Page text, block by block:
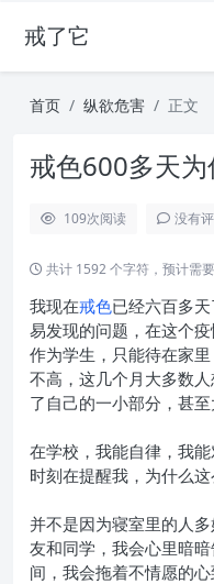
戒了它
首页 纵欲危害 正文
戒色600多天
109次阅读 没有
共计 1592 个字符，预计需
我现在戒色已经六百多
易发现的问题，在这个疫
作为学生，只能待在家
不高，这几个月大多数
了自己的一小部分，甚至
在学校，我能自律，我
时刻在提醒我，为什么这
并不是因为寝室里的人
友和同学，我会心里暗
间，我会拖着不情愿的心